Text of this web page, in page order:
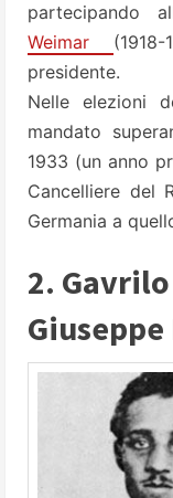
partecipando
Weimar
presidente.
Nelle elezioni
mandato
1933 (un anno
Cancelliere del
Germania a
2.
Giuseppe